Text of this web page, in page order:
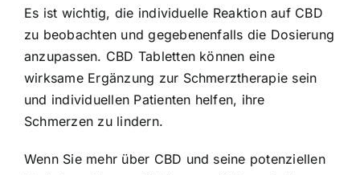
Es ist wichtig, die individuelle Reaktion auf CBD
zu beobachten und gegebenenfalls die Dosierung
anzupassen. CBD Tabletten können eine
wirksame Ergänzung zur Schmerztherapie sein
und individuellen Patienten helfen, ihre
Schmerzen zu lindern.
Wenn Sie mehr über CBD und seine potenziellen